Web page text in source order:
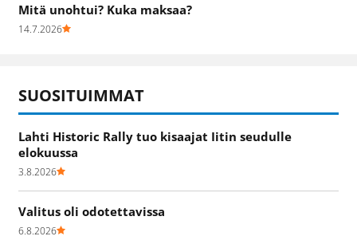
Mitä unohtui? Kuka maksaa?
14.7.2026
SUOSITUIMMAT
Lahti Historic Rally tuo kisaajat Iitin seudulle
elokuussa
3.8.2026
Valitus oli odotettavissa
6.8.2026